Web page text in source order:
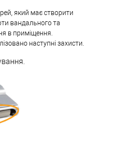
який має створити
вандального та
в приміщення.
наступні захисти.